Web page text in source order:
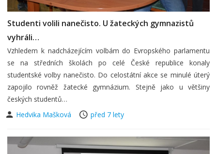
Studenti volili nanečisto. U žateckých gymnazistů
vyhráli…
Vzhledem k nadcházejícím volbám do Evropského parlamentu
se na středních školách po celé České republice konaly
studentské volby nanečisto. Do celostátní akce se minulé úterý
zapojilo rovněž žatecké gymnázium. Stejně jako u většiny
českých studentů…
Hedvika Mašková
před 7 lety